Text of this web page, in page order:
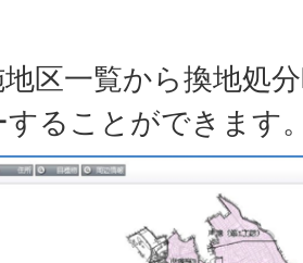
覧から換地処分
することができます